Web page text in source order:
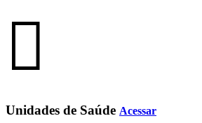
Unidades de Saúde Acessar